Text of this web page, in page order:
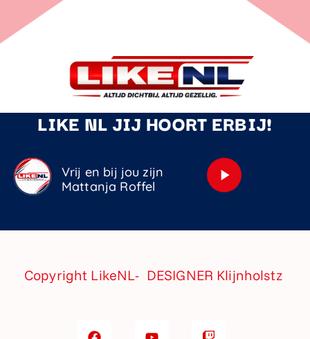
LIKE NL JIJ HOORT ERBIJ!
Vrij en bij jou zijn
Mattanja Roffel
play_arrow
Copyright LikeNL- DESIGNER Klijnholstz